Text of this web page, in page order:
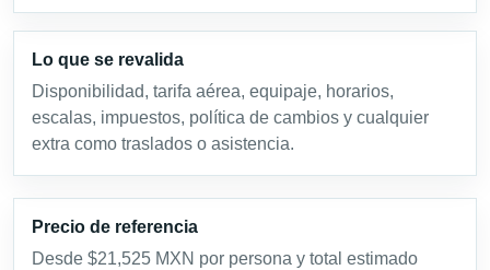
Lo que se revalida
Disponibilidad, tarifa aérea, equipaje, horarios,
escalas, impuestos, política de cambios y cualquier
extra como traslados o asistencia.
Precio de referencia
Desde $21,525 MXN por persona y total estimado